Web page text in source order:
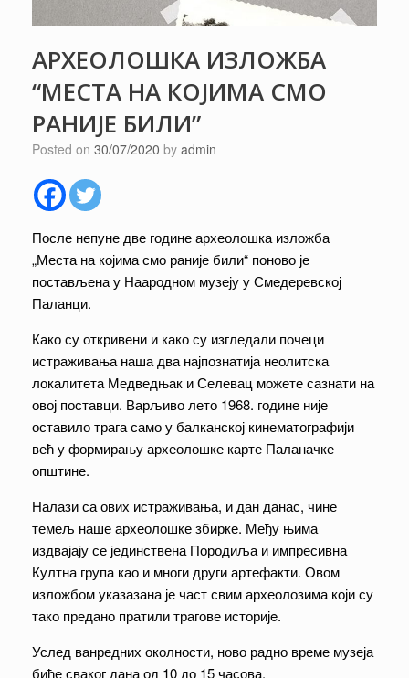
АРХЕОЛОШКА ИЗЛОЖБА
“МЕСТА НА КОЈИМА СМО
РАНИЈЕ БИЛИ”
Posted on 30/07/2020 by admin
После непуне две године археолошка изложба
„Места на којима смо раније били“ поново је
постављена у Наародном музеју у Смедеревској
Паланци.
Како су откривени и како су изгледали почеци
истраживања наша два најпознатија неолитска
локалитета Медведњак и Селевац можете сазнати на
овој поставци. Варљиво лето 1968. године није
оставило трага само у балканској кинематографији
већ у формирању археолошке карте Паланачке
општине.
Налази са ових истраживања, и дан данас, чине
темељ наше археолошке збирке. Међу њима
издвајају се јединствена Породиља и импресивна
Култна група као и многи други артефакти. Овом
изложбом указазана је част свим археолозима који су
тако предано пратили трагове историјe.
Услед ванредних околности, ново радно време музеја
биће сваког дана од 10 до 15 часова.